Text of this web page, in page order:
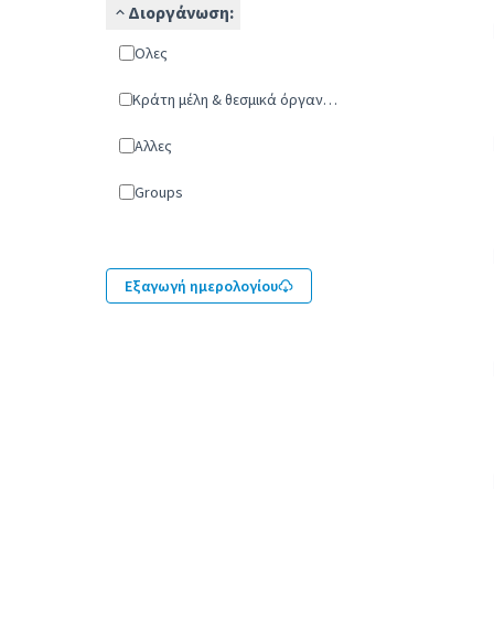
Διοργάνωση:
Όλες
Κράτη μέλη & θεσμικά όργανα της ΕΕ
Άλλες
Groups
Εξαγωγή ημερολογίου